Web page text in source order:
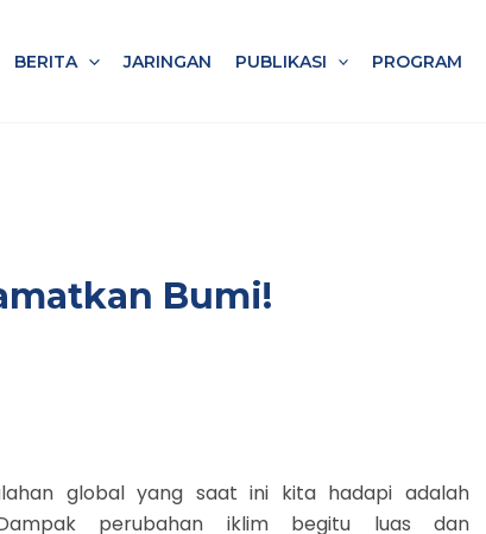
BERITA JARINGAN PUBLIKASI PROGRAM
Bumi!
global yang saat ini kita hadapi adalah
perubahan iklim begitu luas dan